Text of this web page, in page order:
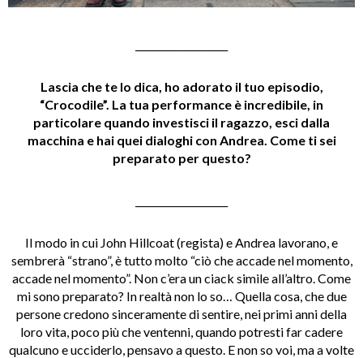
Lascia che te lo dica, ho adorato il tuo episodio,
“Crocodile”. La tua performance è incredibile, in
particolare quando investisci il ragazzo, esci dalla
macchina e hai quei dialoghi con Andrea. Come ti sei
preparato per questo?
Il modo in cui John Hillcoat (regista) e Andrea lavorano, e
sembrerà “strano”, è tutto molto “ciò che accade nel momento,
accade nel momento”. Non c’era un ciack simile all’altro. Come
mi sono preparato? In realtà non lo so… Quella cosa, che due
persone credono sinceramente di sentire, nei primi anni della
loro vita, poco più che ventenni, quando potresti far cadere
qualcuno e ucciderlo, pensavo a questo. E non so voi, ma a volte